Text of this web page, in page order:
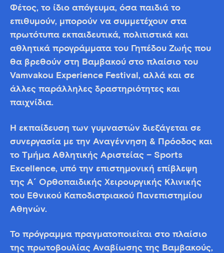
Φέτος, το ίδιο απόγευμα, όσα παιδιά το
επιθυμούν, μπορούν να συμμετέχουν στα
πρωτότυπα εκπαιδευτικά, πολιτιστικά και
αθλητικά προγράμματα του Γηπέδου Ζωής που
θα βρεθούν στη Βαμβακού στο πλαίσιο του
Vamvakou Experience Festival, αλλά και σε
άλλες παράλληλες δραστηριότητες και
παιχνίδια.
Η εκπαίδευση των γυμναστών διεξάγεται σε
συνεργασία με την Αναγέννηση & Πρόοδος και
το Τμήμα Αθλητικής Αριστείας – Sports
Excellence, υπό την επιστημονική επίβλεψη
της Α´ Ορθοπαιδικής Xειρουργικής Κλινικής
του Εθνικού Καποδιστριακού Πανεπιστημίου
Αθηνών.
Το πρόγραµµα πραγματοποιείται στο πλαίσιο
της πρωτοβουλίας Αναβίωσης της Βαμβακούς,